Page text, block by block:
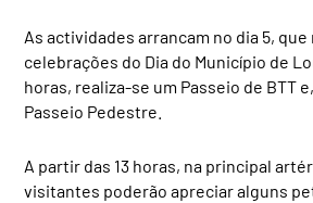
As actividades arrancam no dia 5, que
celebrações do Dia do Município de
horas, realiza-se um Passeio de BTT
Passeio Pedestre.
A partir das 13 horas, na principal
visitantes poderão apreciar alguns